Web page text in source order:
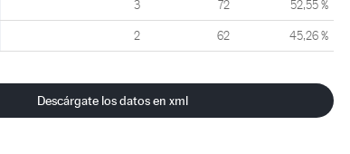
3 72 52,55 %
2 62 45,26 %
Descárgate los datos en xml